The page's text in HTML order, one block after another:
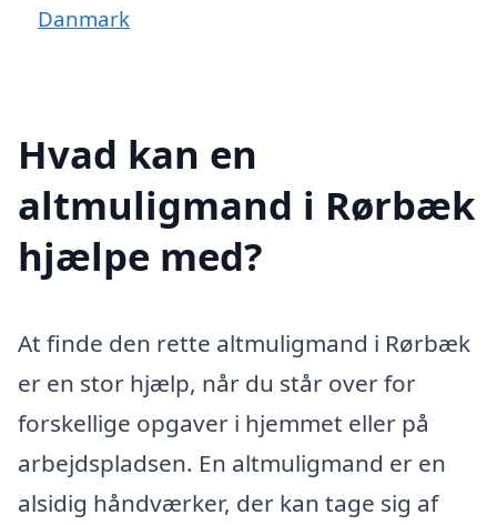
Danmark
Hvad kan en
altmuligmand i Rørbæk
hjælpe med?
At finde den rette altmuligmand i Rørbæk
er en stor hjælp, når du står over for
forskellige opgaver i hjemmet eller på
arbejdspladsen. En altmuligmand er en
alsidig håndværker, der kan tage sig af